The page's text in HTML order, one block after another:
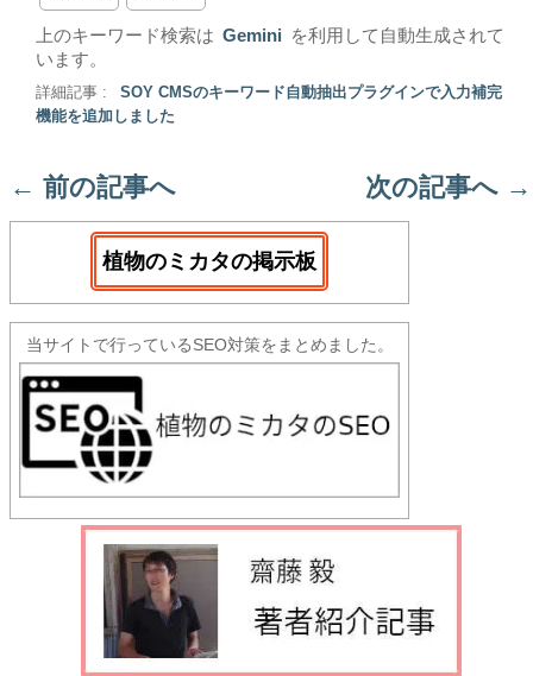
上のキーワード検索は Gemini
を利用して自動生成されて
います。
詳細記事 :
SOY CMSのキーワード自動抽出プラグインで入力補完
機能を追加しました
← 前の記事へ 次の記事へ →
植物のミカタの掲示板
当サイトで行っているSEO対策をまとめました。